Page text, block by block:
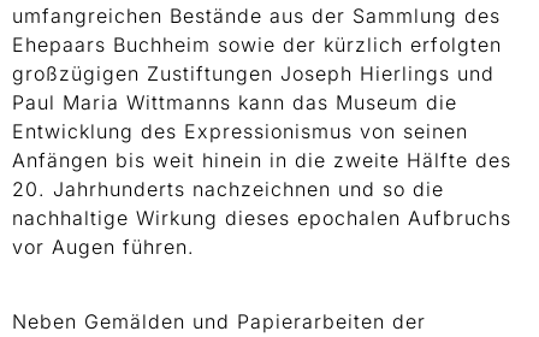
umfangreichen Bestände aus der Sammlung des
Ehepaars Buchheim sowie der kürzlich erfolgten
großzügigen Zustiftungen Joseph Hierlings und
Paul Maria Wittmanns kann das Museum die
Entwicklung des Expressionismus von seinen
Anfängen bis weit hinein in die zweite Hälfte des
20. Jahrhunderts nachzeichnen und so die
nachhaltige Wirkung dieses epochalen Aufbruchs
vor Augen führen.
Neben Gemälden und Papierarbeiten der